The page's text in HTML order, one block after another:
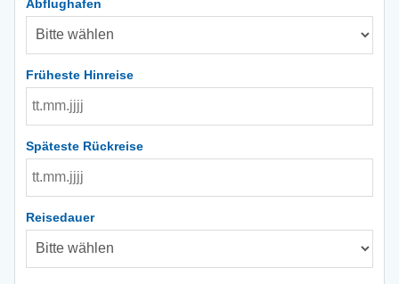
Abflughafen
Früheste Hinreise
Späteste Rückreise
Reisedauer